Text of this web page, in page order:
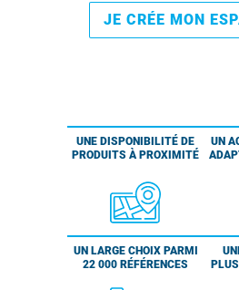
JE CRÉE MON
UNE DISPONIBILITÉ DE
PRODUITS À PROXIMITÉ
UN
UN LARGE CHOIX PARMI
22 000 RÉFÉRENCES